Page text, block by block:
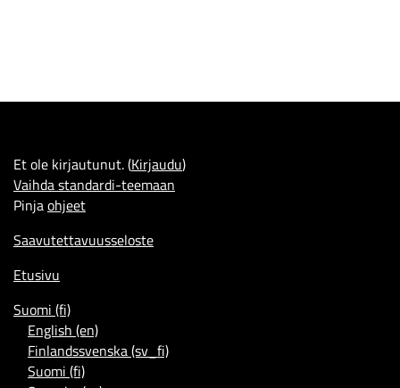
Et ole kirjautunut. (Kirjaudu)
Vaihda standardi-teemaan
Pinjaohjeet
Saavutettavuusseloste
Etusivu
Suomi ‎(fi)‎
English ‎(en)‎
Finlandssvenska ‎(sv_fi)‎
Suomi ‎(fi)‎